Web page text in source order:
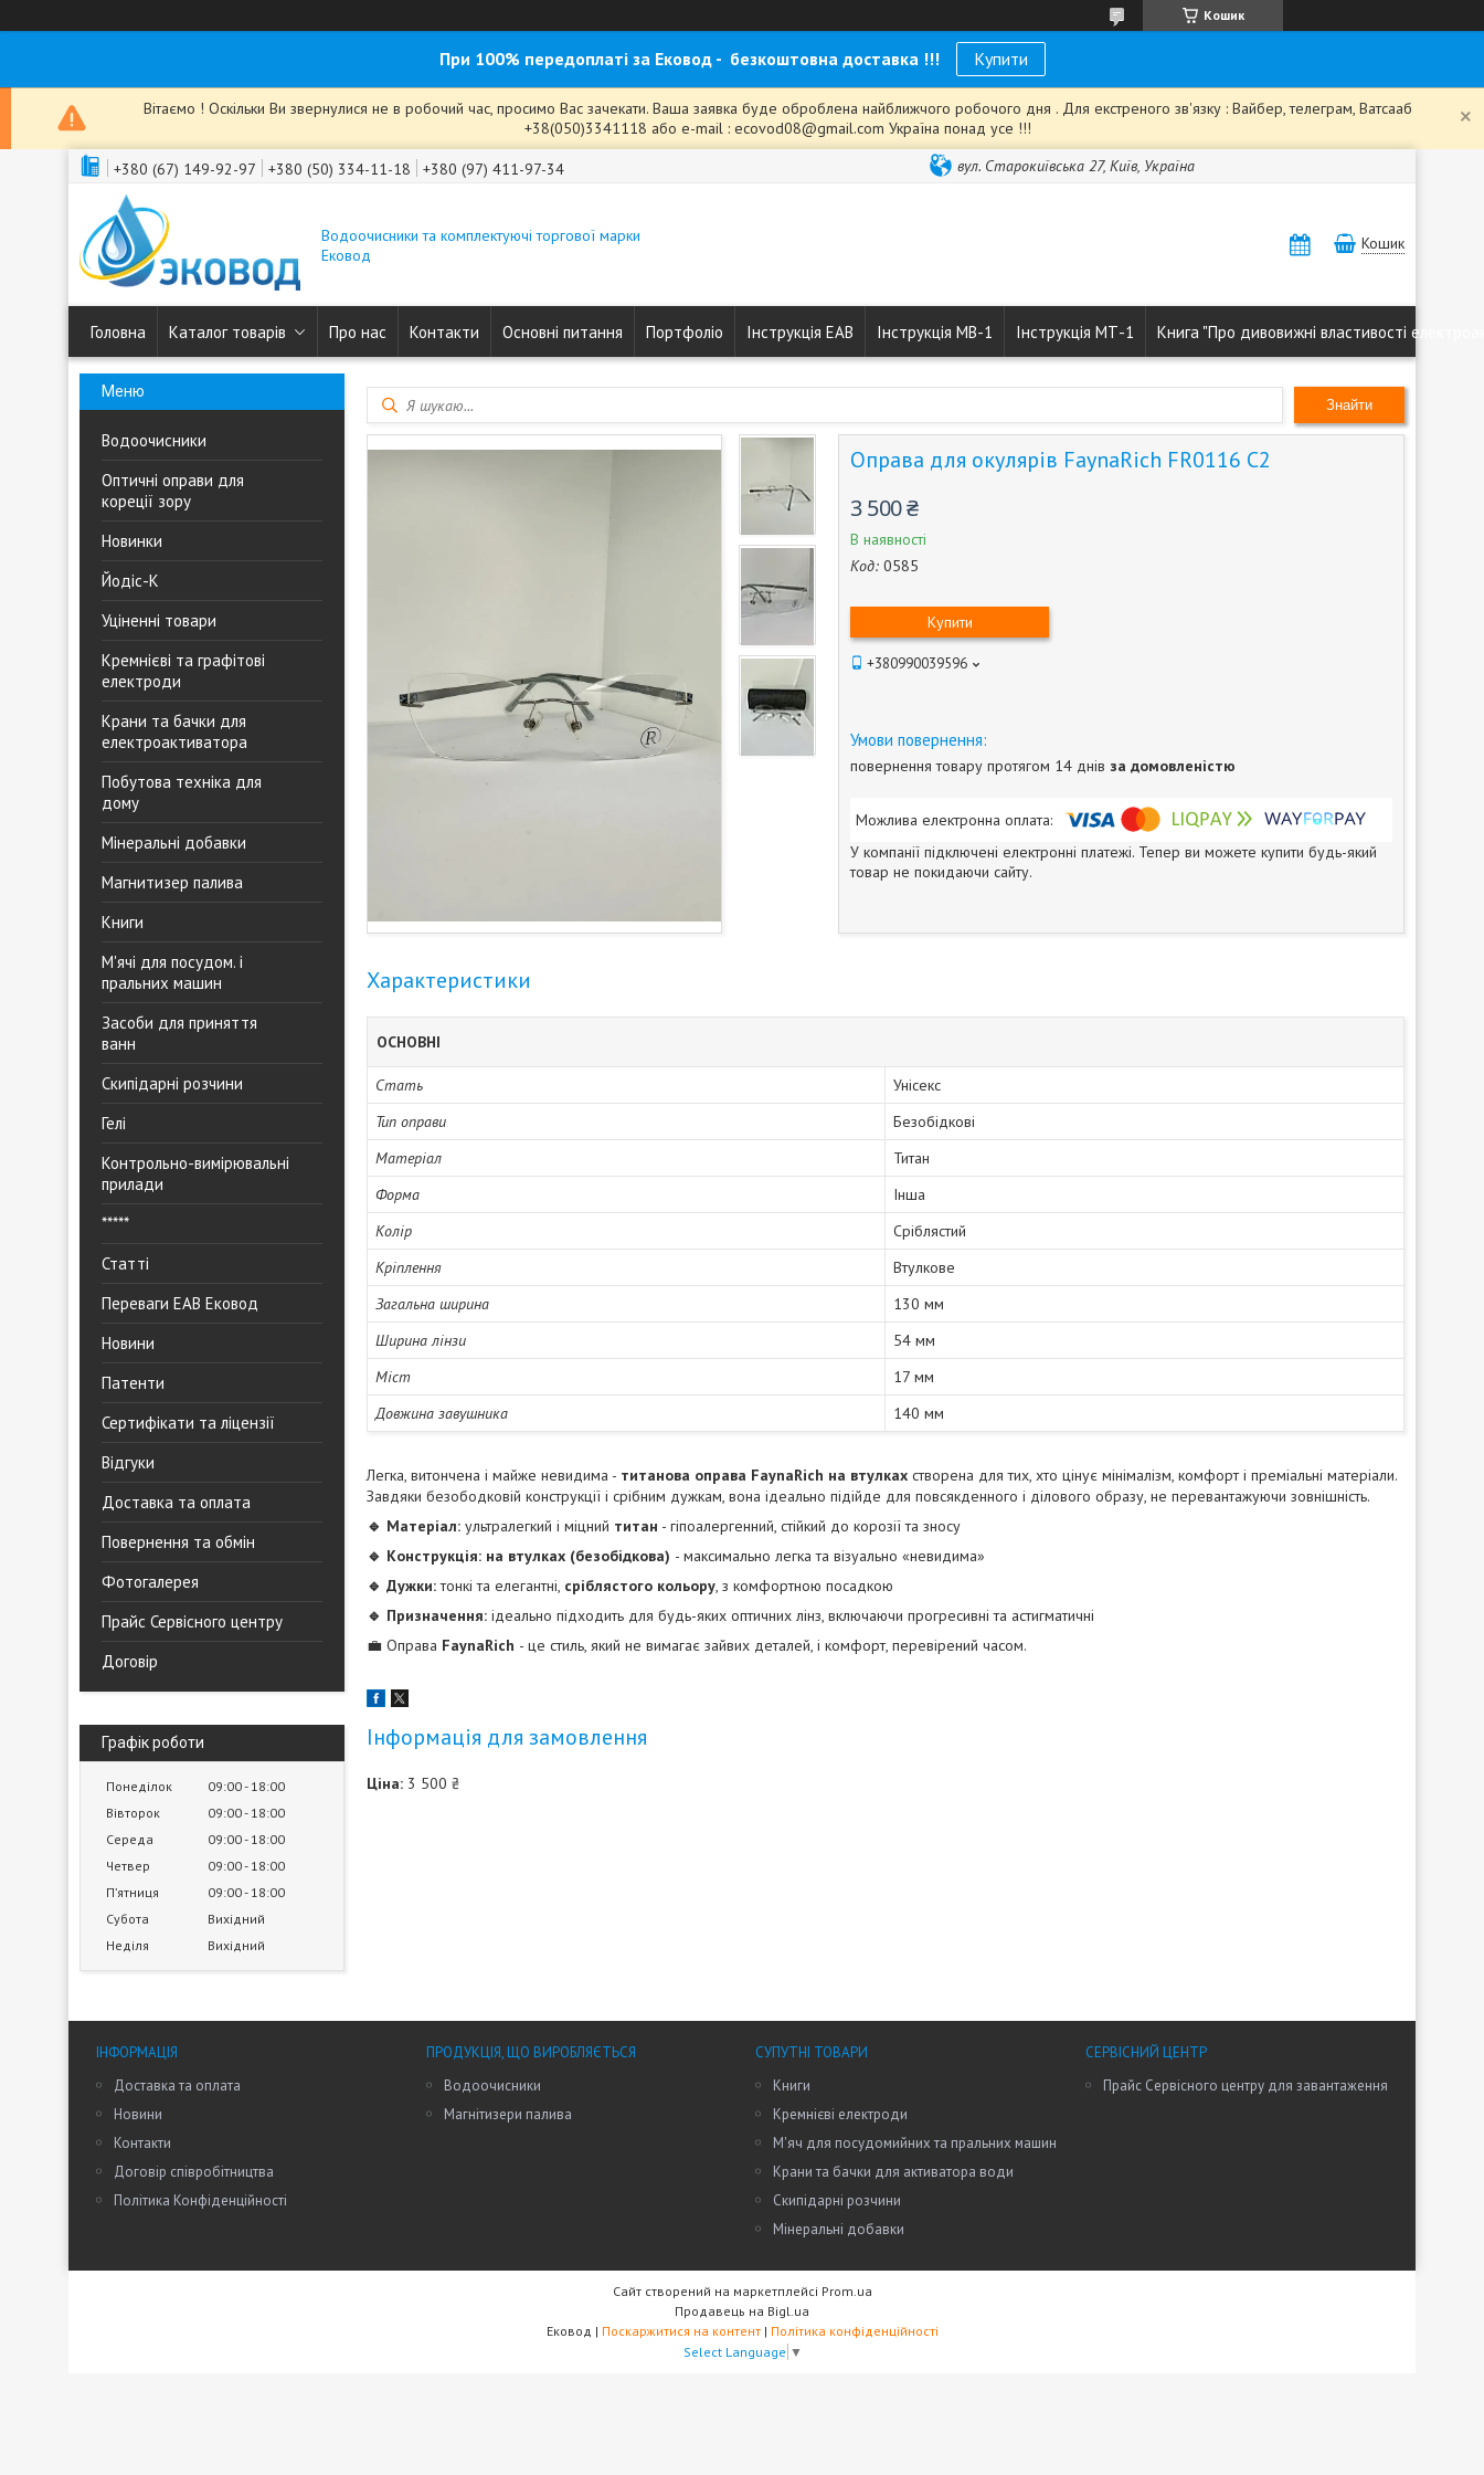
Кошик
При 100% передоплаті за Ековод - безкоштовна доставка !!! Купити
Вітаємо ! Оскільки Ви звернулися не в робочий час, просимо Вас зачекати. Ваша заявка буде оброблена найближчого робочого дня . Для екстреного зв'язку : Вайбер, телеграм, Ватсааб
+38(050)3341118 або e-mail : ecovod08@gmail.com Україна понад усе !!!
+380 (67) 149-92-97 +380 (50) 334-11-18 +380 (97) 411-97-34 вул. Старокиївська 27, Київ, Україна
Водоочисники та комплектуючі торгової марки
Ековод
Кошик
Головна Каталог товарів Про нас Контакти Основні питання Портфоліо Інструкція ЕАВ Інструкція МВ-1 Інструкція МТ-1 Книга "Про дивовижні властивості
Водоочисники
Оптичні оправи для
кореції зору
Новинки
Йодіс-К
Уціненні товари
Кремнієві та графітові
електроди
Крани та бачки для
електроактиватора
Побутова техніка для
дому
Мінеральні добавки
Магнитизер палива
Книги
М'ячі для посудом. і
пральних машин
Засоби для приняття
ванн
Скипідарні розчини
Гелі
Контрольно-вимірювальні
прилади
*****
Статті
Переваги ЕАВ Ековод
Новини
Патенти
Сертифікати та ліцензії
Відгуки
Доставка та оплата
Повернення та обмін
Фотогалерея
Прайс Сервісного центру
Договір
Графік роботи
Понеділок 09:00 18:00
Вівторок
09:00 18:00
Середа
09:00 18:00
Четвер
09:00 18:00
Пʼятниця
09:00 18:00
Субота
Вихідний
Неділя
Вихідний
Знайти
Оправа для окулярів FaynaRich FR0116 C2
3 500 ₴
В наявності
Код: 0585
Купити
+380990039596
повернення товару протягом 14 днів за домовленістю
У компанії підключені електронні платежі. Тепер ви можете купити будь-який
товар не покидаючи сайту.
Характеристики
ОСНОВНІ
Стать
Унісекс
Тип оправи
Безобідкові
Матеріал
Титан
Форма
Інша
Колір
Сріблястий
Кріплення
Втулкове
Загальна ширина
130 мм
Ширина лінзи
54 мм
Міст
17 мм
Довжина завушника
140 мм
Легка, витончена і майже невидима - титанова оправа FaynaRich на втулках створена для тих, хто цінує мінімалізм, комфорт і преміальні матеріали.
Завдяки безободковій конструкції і срібним дужкам, вона ідеально підійде для повсякденного і ділового образу, не перевантажуючи зовнішність.
🔹 Матеріал: ультралегкий і міцний титан - гіпоалергенний, стійкий до корозії та зносу
🔹 Конструкція: на втулках (безобідкова) - максимально легка та візуально «невидима»
🔹 Дужки:тонкі та елегантні, сріблястого кольору, з комфортною посадкою
🔹 Призначення: ідеально підходить для будь-яких оптичних лінз, включаючи прогресивні та астигматичні
💼 Оправа FaynaRich - це стиль, який не вимагає зайвих деталей, і комфорт, перевірений часом.
Інформація для замовлення
Ціна: 3 500 ₴
ІНФОРМАЦІЯ
Доставка та оплата
Новини
Контакти
Договір співробітництва
Політика Конфіденційності
ПРОДУКЦІЯ, ЩО ВИРОБЛЯЄТЬСЯ
Водоочисники
Магнітизери палива
СУПУТНІ ТОВАРИ
Книги
Кремнієві електроди
М'яч для посудомийних та пральних машин
Крани та бачки для активатора води
Скипідарні розчини
Мінеральні добавки
СЕРВІСНИЙ ЦЕНТР
Прайс Сервісного центру для завантаження
Сайт створений на маркетплейсі Prom.ua
Продавець на Bigl.ua
Ековод | Поскаржитися на контент | Політика конфіденційності
Select Language ▼